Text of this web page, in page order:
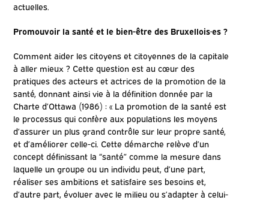
actuelles.
Promouvoir la santé et le bien-être des Bruxellois·es ?
Comment aider les citoyens et citoyennes de la capitale
à aller mieux ? Cette question est au cœur des
pratiques des acteurs et actrices de la promotion de la
santé, donnant ainsi vie à la définition donnée par la
Charte d’Ottawa (1986) : « La promotion de la santé est
le processus qui confère aux populations les moyens
d’assurer un plus grand contrôle sur leur propre santé,
et d’améliorer celle-ci. Cette démarche relève d’un
concept définissant la “santé” comme la mesure dans
laquelle un groupe ou un individu peut, d’une part,
réaliser ses ambitions et satisfaire ses besoins et,
d’autre part, évoluer avec le milieu ou s’adapter à celui-